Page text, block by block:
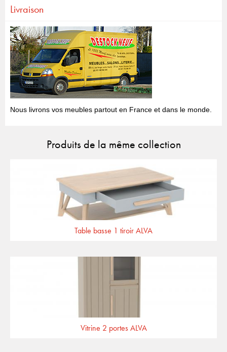
Livraison
Nous livrons vos meubles partout en France et dans le monde.
Produits de la même collection
Table basse 1 tiroir ALVA
Vitrine 2 portes ALVA